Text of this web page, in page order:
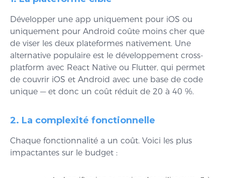
Développer une app uniquement pour iOS ou
uniquement pour Android coûte moins cher que
de viser les deux plateformes nativement. Une
alternative populaire est le développement cross-
platform avec React Native ou Flutter, qui permet
de couvrir iOS et Android avec une base de code
unique — et donc un coût réduit de 20 à 40 %.
2. La complexité fonctionnelle
Chaque fonctionnalité a un coût. Voici les plus
impactantes sur le budget :